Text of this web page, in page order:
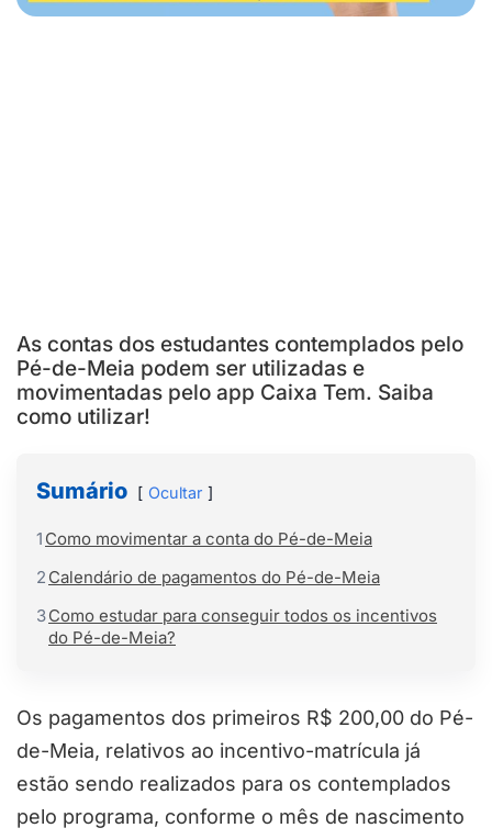
As contas dos estudantes contemplados pelo
Pé-de-Meia podem ser utilizadas e
movimentadas pelo app Caixa Tem. Saiba
como utilizar!
Sumário Ocultar
1 Como movimentar a conta do Pé-de-Meia
2 Calendário de pagamentos do Pé-de-Meia
3Como estudar para conseguir todos os incentivos
do Pé-de-Meia?
Os pagamentos dos primeiros R$ 200,00 do Pé-
de-Meia, relativos ao incentivo-matrícula já
estão sendo realizados para os contemplados
pelo programa, conforme o mês de nascimento